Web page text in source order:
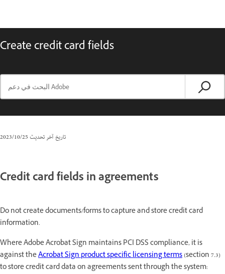
Create credit card fields
تاريخ آخر تحديث25‏/10‏/2023
Credit card fields in agreements
Do not create documents/forms to capture and store credit card
information.
Where Adobe Acrobat Sign maintains PCI DSS compliance, it is
against theAcrobat Sign product specific licensing terms(section 7.3)
to store credit card data on agreements sent through the system: